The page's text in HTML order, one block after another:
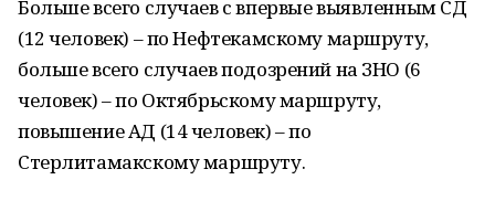
Больше всего случаев с впервые выявленным СД
(12 человек) – по Нефтекамскому маршруту,
больше всего случаев подозрений на ЗНО (6
человек) – по Октябрьскому маршруту,
повышение АД (14 человек) – по
Стерлитамакскому маршруту.